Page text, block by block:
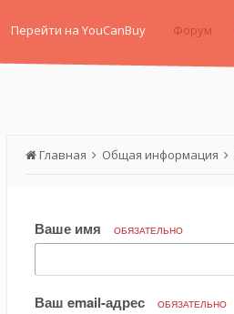
Перейти на YouCanBuy Форум
Главная Общая информация
Ваше имя ОБЯЗАТЕЛЬНО
Ваш email-адрес ОБЯЗАТЕЛЬНО